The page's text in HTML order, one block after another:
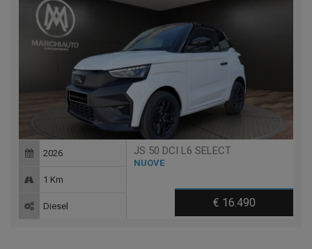
JS 50 DCI L6 SELECT
NUOVE
€ 16.490
2026
1 Km
Diesel